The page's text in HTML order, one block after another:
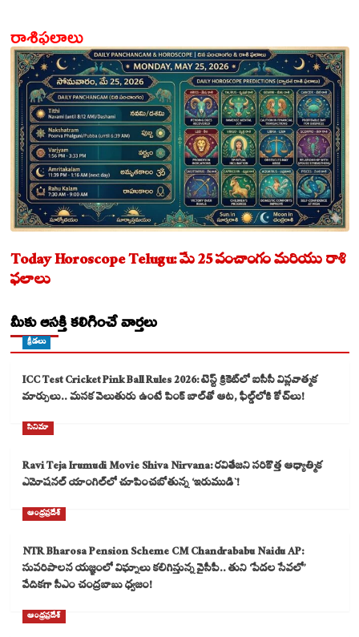
రాశిఫలాలు
Today Horoscope Telugu: మే 25 పంచాంగం మరియు రాశి
ఫలాలు
మీకు ఆసక్తి కలిగించే వార్తలు
క్రీడలు
ICC Test Cricket Pink Ball Rules 2026: టెస్ట్ క్రికెట్‌లో ఐసీసీ విప్లవాత్మక
మార్పులు.. మసక వెలుతురు ఉంటే పింక్ బాల్‌తో ఆట, ఫీల్డ్‌లోకి కోచ్‌లు!
సినిమా
Ravi Teja Irumudi Movie Shiva Nirvana: రవితేజని సరికొత్త ఆధ్యాత్మిక
ఎమోషనల్ యాంగిల్‌లో చూపించబోతున్న ‘ఇరుముడి`!
ఆంధ్రప్రదేశ్
NTR Bharosa Pension Scheme CM Chandrababu Naidu AP:
సుపరిపాలన యజ్ఞంలో విఘ్నాలు కలిగిస్తున్న వైసీపీ.. తుని ‘పేదల సేవలో’
వేదికగా సీఎం చంద్రబాబు ధ్వజం!
ఆంధ్రప్రదేశ్